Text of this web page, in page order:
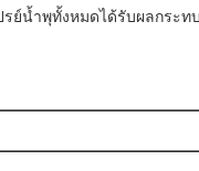
ย์น้ำพุทั้งหมดได้รับผลกระ